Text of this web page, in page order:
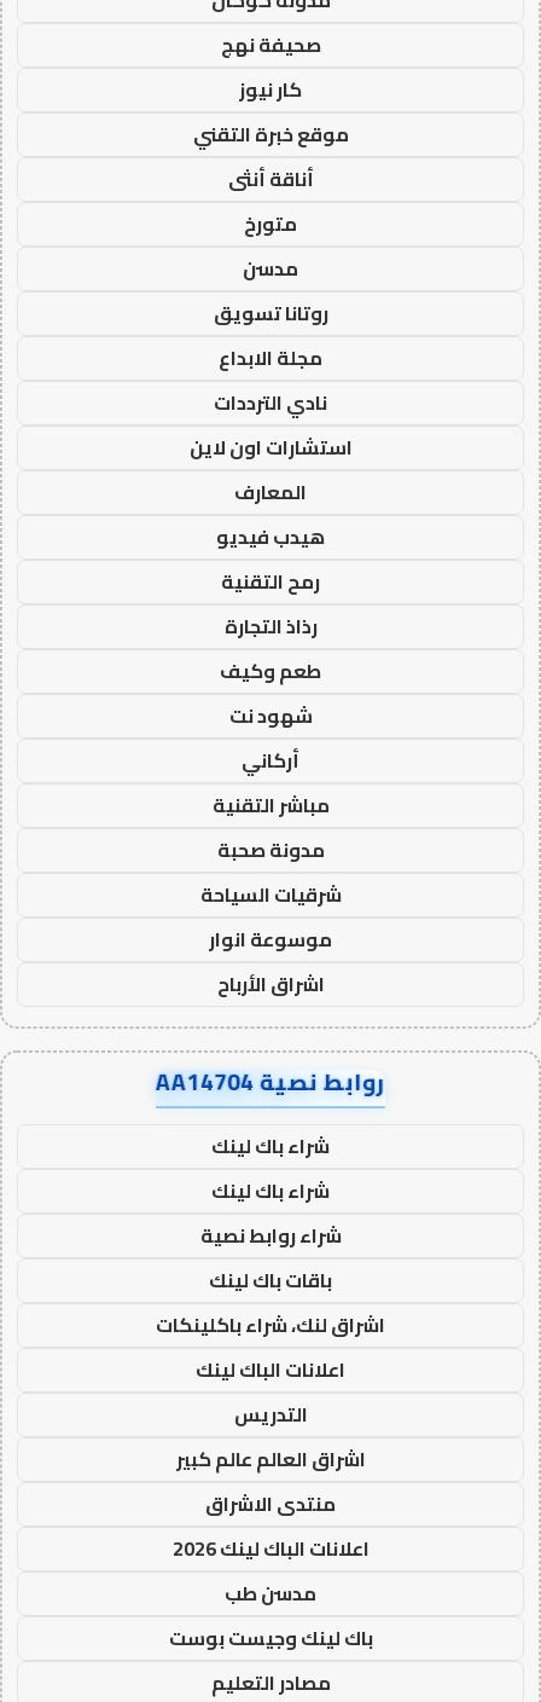
صحيفة نهج
كار نيوز
موقع خبرة التقني
أناقة أنثى
متورخ
مدسن
روتانا تسويق
مجلة الابداع
نادي الترددات
استشارات اون لاين
المعارف
هيدب فيديو
رمح التقنية
رذاذ التجارة
طعم وكيف
شهود نت
أركاني
مباشر التقنية
مدونة صحبة
شرقيات السياحة
موسوعة انوار
اشراق الأرباح
روابط نصية AA14704
شراء باك لينك
شراء باك لينك
شراء روابط نصية
باقات باك لينك
اشراق لنك، شراء باكلينكات
اعلانات الباك لينك
التدريس
اشراق العالم عالم كبير
منتدى الاشراق
اعلانات الباك لينك 2026
مدسن طب
باك لينك وجيست بوست
مصادر التعليم